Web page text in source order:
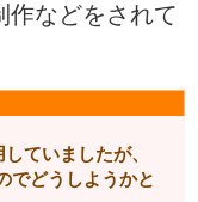
作などをされて
ていましたが、
でどうしようかと